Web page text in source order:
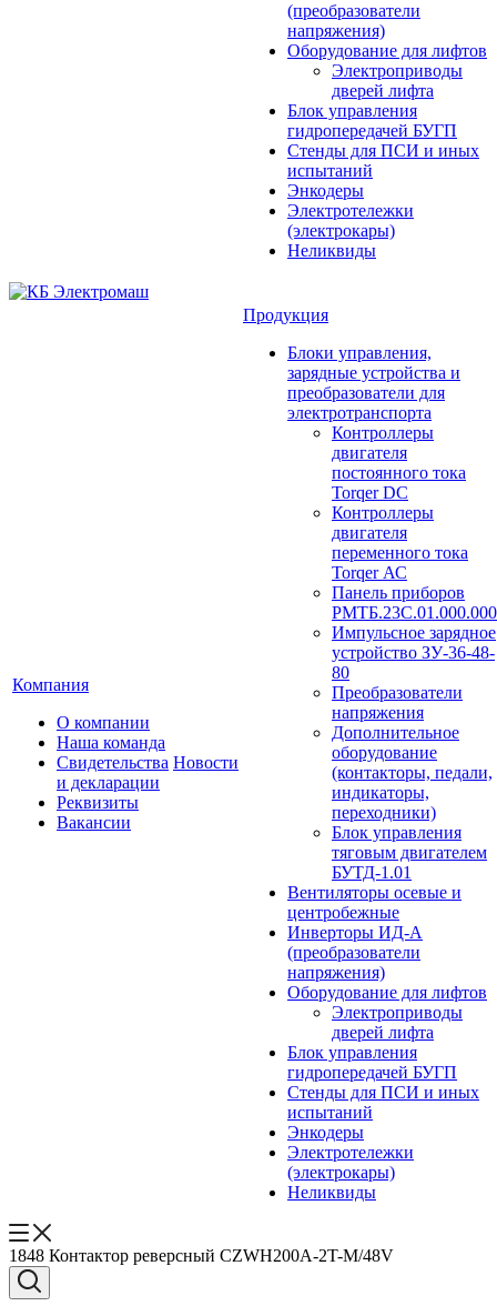
(преобразователи
напряжения)
Оборудование для лифтов
Электроприводы
дверей лифта
Блок управления
гидропередачей БУГП
Стенды для ПСИ и иных
испытаний
Энкодеры
Электротележки
(электрокары)
Неликвиды
Компания
О компании
Наша команда
Свидетельства
и декларации
Реквизиты
Вакансии
Новости
Продукция
Блоки управления,
зарядные устройства и
преобразователи для
электротранспорта
Контроллеры
двигателя
постоянного тока
Torqer DC
Контроллеры
двигателя
переменного тока
Torqer АС
Панель приборов
РМТБ.23С.01.000.000
Импульсное зарядное
устройство ЗУ-36-48-
80
Преобразователи
напряжения
Дополнительное
оборудование
(контакторы, педали,
индикаторы,
переходники)
Блок управления
тяговым двигателем
БУТД-1.01
Вентиляторы осевые и
центробежные
Инверторы ИД-А
(преобразователи
напряжения)
Оборудование для лифтов
Электроприводы
дверей лифта
Блок управления
гидропередачей БУГП
Стенды для ПСИ и иных
испытаний
Энкодеры
Электротележки
(электрокары)
Неликвиды
1848 Контактор реверсный CZWH200A-2T-M/48V